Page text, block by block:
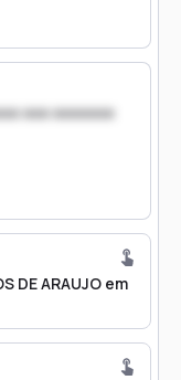
xxx xxxxxxx
DE ARAUJO em